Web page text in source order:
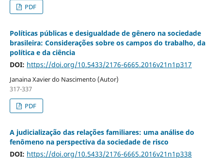
PDF
Políticas públicas e desigualdade de gênero na sociedade
brasileira: Considerações sobre os campos do trabalho, da
política e da ciência
DOI: https://doi.org/10.5433/2176-6665.2016v21n1p317
Janaina Xavier do Nascimento (Autor)
317-337
PDF
A judicialização das relações familiares: uma análise do
fenômeno na perspectiva da sociedade de risco
DOI: https://doi.org/10.5433/2176-6665.2016v21n1p338